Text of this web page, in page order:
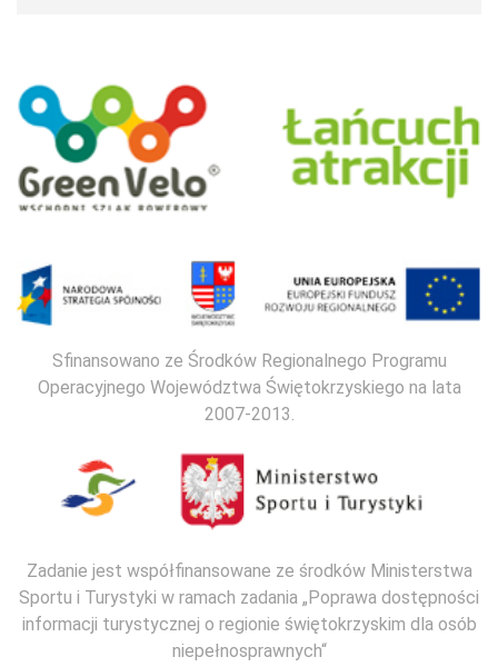
Sfinansowano ze Środków Regionalnego Programu
Operacyjnego Województwa Świętokrzyskiego na lata
2007-2013.
Zadanie jest współfinansowane ze środków Ministerstwa
Sportu i Turystyki w ramach zadania „Poprawa dostępności
informacji turystycznej o regionie świętokrzyskim dla osób
niepełnosprawnych“